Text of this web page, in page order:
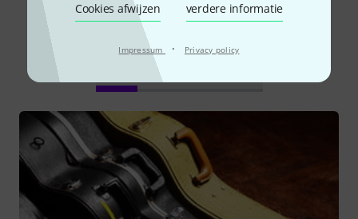
Cookies afwijzen verdere informatie
Impressum · Privacy policy
Wist u?
Online Raadgever